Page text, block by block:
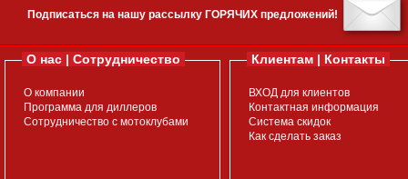
Подписаться на нашу рассылку ГОРЯЧИХ предложений!
О нас | Сотрудничество
О компании
Программа для диллеров
Сотрудничество с мотоклубами
Клиентам | Контакты
ВХОД для клиентов
Контактная информация
Система скидок
Как сделать заказ